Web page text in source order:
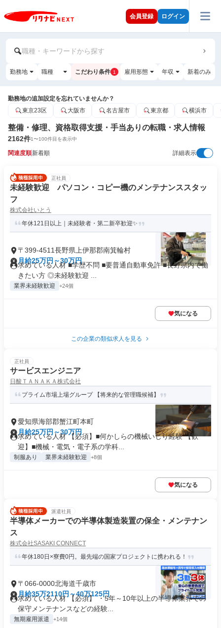
会員登録 ログイン
職種・キーワードから探す
勤務地 職種 こだわり条件 1 雇用形態 年収 新着のみ
勤務地の追加設定を忘れていませんか？
東京23区
大阪市 名古屋市 東京都 横浜市
整備・修理、資格取得支援・手当ありの転職・求人情報
2162件1〜100件目を表示中
関連度順新着順 詳細表示
正社員
未経験歓迎 パソコン・コピー機のメンテナンススタッ
フ
株式会社いとう
年休121日以上｜未経験者・第二新卒歓迎✨
〒399-4511長野県上伊那郡南箕輪村
月給25万円～30万円
求めている人材 ■学歴不問 ■要普通自動車免許 ■長野県内で働
きたい方 ◎未経験歓迎 ...
業界未経験歓迎 +24個
気になる
この企業の類似求人を見る
正社員
サービスエンジニア
日酸ＴＡＮＡＫＡ株式会社
プライム市場上場グループ 【将来的な管理職候補】
愛知県海部郡蟹江町本町
月給25万円～30万円
求めている人材 【必須】■何かしらの機械いじり経験 【歓
迎】■機械・電気・電子系の学科...
制服あり 業界未経験歓迎 +8個
気になる
派遣社員
半導体メーカーでの半導体製造装置の保全・メンテナン
ス
株式会社SASAKI CONNECT
年休180日×寮費0円。最先端の国家プロジェクトに携われる！
〒066-0000北海道千歳市
月給35万2110円～40万125円
求めている人材 【必須】 ・5年～10年以上の半導体業界での
保守メンテナンスなどの経験...
無期雇用派遣 +14個